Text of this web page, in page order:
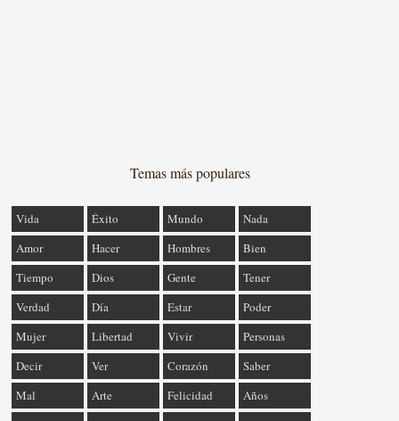
Temas más populares
Vida Éxito Mundo
Nada
Amor
Hacer Hombres
Bien
Tiempo
Dios Gente
Tener
Verdad
Día Estar
Poder
Mujer
Libertad Vivir
Personas
Decir
Ver Corazón
Saber
Mal
Arte Felicidad
Años